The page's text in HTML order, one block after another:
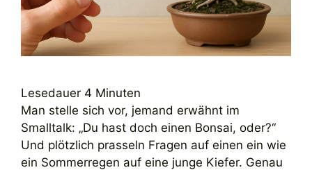
Lesedauer 4 Minuten
Man stelle sich vor, jemand erwähnt im
Smalltalk: „Du hast doch einen Bonsai, oder?“
Und plötzlich prasseln Fragen auf einen ein wie
ein Sommerregen auf eine junge Kiefer. Genau